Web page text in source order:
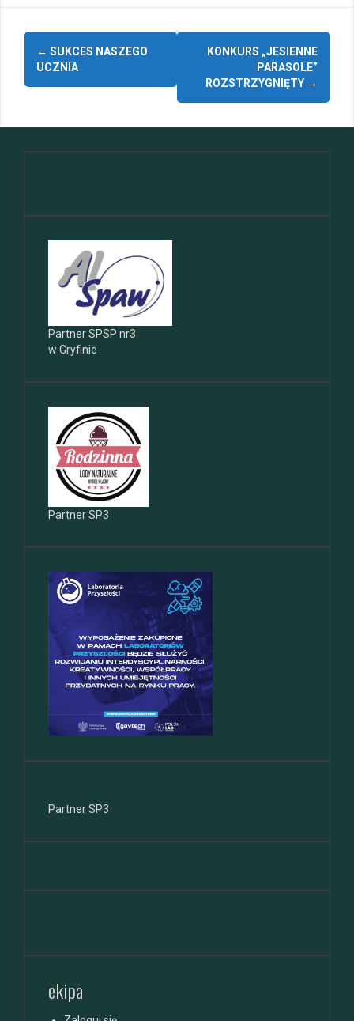
Zobacz
wpisy
← SUKCES NASZEGO
UCZNIA
KONKURS „JESIENNE
PARASOLE”
ROZSTRZYGNIĘTY →
Partner SPSP nr3
w Gryfinie
Partner SP3
Partner SP3
ekipa